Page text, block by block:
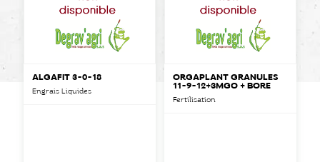
ALGAFIT 3-0-18
Engrais Liquides
ORGAPLANT GRANULÉS
11-9-12+3MGO + BORE
Fertilisation